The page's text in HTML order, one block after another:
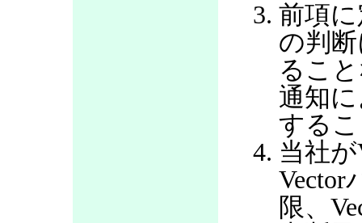
前項
の判
るこ
通知
する
当社
Vector
限、